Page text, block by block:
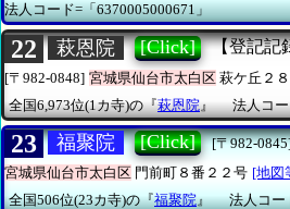
法人コード=「6370005000671」
22 萩恩院 [Click] 【登記記
[〒982-0848] 宮城県仙台市太白区 萩ケ丘２
全国6,973位(1カ寺)の『萩恩院』 法人コ
23 福聚院 [Click]
[〒982-
宮城県仙台市太白区 門前町８番２２号 [地図
全国506位(23カ寺)の『福聚院』 法人コー